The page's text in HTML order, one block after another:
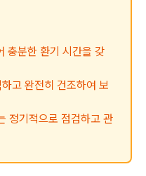
충분한 환기 시간을 갖
고 완전히 건조하여 보
정기적으로 점검하고 관